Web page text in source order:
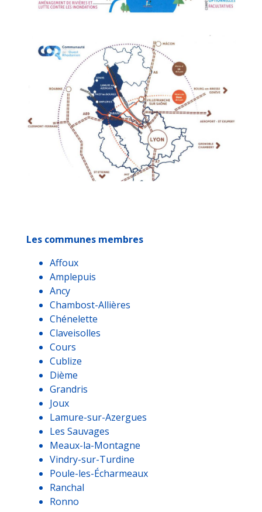
Les communes membres
Affoux
Amplepuis
Ancy
Chambost-Allières
Chénelette
Claveisolles
Cours
Cublize
Dième
Grandris
Joux
Lamure-sur-Azergues
Les Sauvages
Meaux-la-Montagne
Vindry-sur-Turdine
Poule-les-Écharmeaux
Ranchal
Ronno